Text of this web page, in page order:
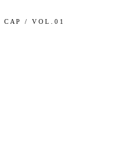
CAP / VOL.01